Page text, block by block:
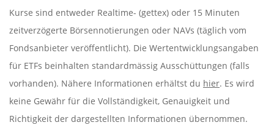
Kurse sind entweder Realtime- (gettex) oder 15 Minuten
zeitverzögerte Börsennotierungen oder NAVs (täglich vom
Fondsanbieter veröffentlicht). Die Wertentwicklungsangaben
für ETFs beinhalten standardmässig Ausschüttungen (falls
vorhanden). Nähere Informationen erhältst du hier. Es wird
keine Gewähr für die Vollständigkeit, Genauigkeit und
Richtigkeit der dargestellten Informationen übernommen.